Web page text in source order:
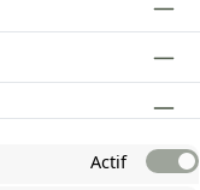
Actif